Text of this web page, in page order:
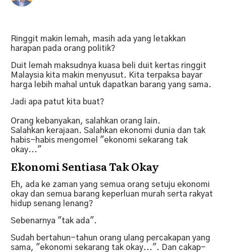
Ringgit makin lemah, masih ada yang letakkan
harapan pada orang politik?
Duit lemah maksudnya kuasa beli duit kertas ringgit
Malaysia kita makin menyusut. Kita terpaksa bayar
harga lebih mahal untuk dapatkan barang yang sama.
Jadi apa patut kita buat?
Orang kebanyakan, salahkan orang lain.
Salahkan kerajaan. Salahkan ekonomi dunia dan tak
habis-habis mengomel "ekonomi sekarang tak
okay..."
Ekonomi Sentiasa Tak Okay
Eh, ada ke zaman yang semua orang setuju ekonomi
okay dan semua barang keperluan murah serta rakyat
hidup senang lenang?
Sebenarnya "tak ada".
Sudah bertahun-tahun orang ulang percakapan yang
sama, "ekonomi sekarang tak okay...". Dan cakap-